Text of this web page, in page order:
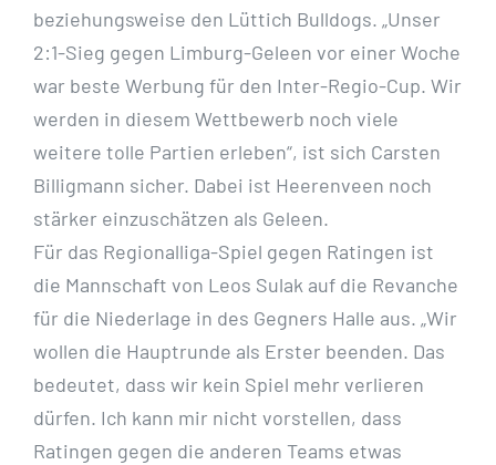
beziehungsweise den Lüttich Bulldogs. „Unser
2:1-Sieg gegen Limburg-Geleen vor einer Woche
war beste Werbung für den Inter-Regio-Cup. Wir
werden in diesem Wettbewerb noch viele
weitere tolle Partien erleben“, ist sich Carsten
Billigmann sicher. Dabei ist Heerenveen noch
stärker einzuschätzen als Geleen.
Für das Regionalliga-Spiel gegen Ratingen ist
die Mannschaft von Leos Sulak auf die Revanche
für die Niederlage in des Gegners Halle aus. „Wir
wollen die Hauptrunde als Erster beenden. Das
bedeutet, dass wir kein Spiel mehr verlieren
dürfen. Ich kann mir nicht vorstellen, dass
Ratingen gegen die anderen Teams etwas